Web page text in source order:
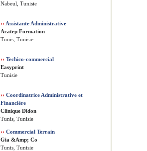
Nabeul, Tunisie
›› Assistante Administrative
Acatep Formation
Tunis, Tunisie
›› Techico-commercial
Easyprint
Tunisie
›› Coordinatrice Administrative et
Financière
Clinique Didon
Tunis, Tunisie
›› Commercial Terrain
Gia &Amp; Co
Tunis, Tunisie